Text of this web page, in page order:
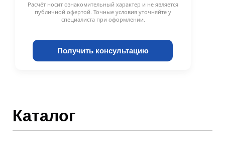
Получить консультацию
Расчёт носит ознакомительный характер и не является
публичной офертой. Точные условия уточняйте у
специалиста при оформлении.
Каталог